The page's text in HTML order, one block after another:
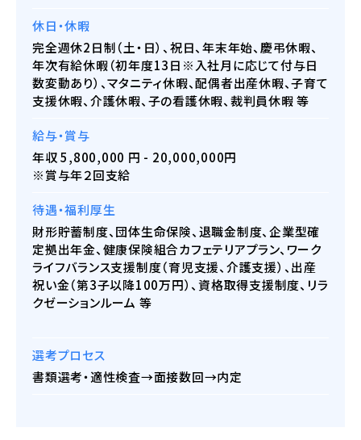
休日・休暇
完全週休2日制（土・日）、祝日、年末年始、慶弔休暇、
年次有給休暇（初年度13日※入社月に応じて付与日
数変動あり）、マタニティ休暇、配偶者出産休暇、子育て
支援休暇、介護休暇、子の看護休暇、裁判員休暇 等
給与・賞与
年収 5,800,000 円 - 20,000,000円
※賞与年２回支給
待遇・福利厚生
財形貯蓄制度、団体生命保険、退職金制度、企業型確
定拠出年金、健康保険組合カフェテリアプラン、ワーク
ライフバランス支援制度（育児支援、介護支援）、出産
祝い金（第3子以降100万円）、資格取得支援制度、リラ
クゼーションルーム 等
選考プロセス
書類選考・適性検査→面接数回→内定